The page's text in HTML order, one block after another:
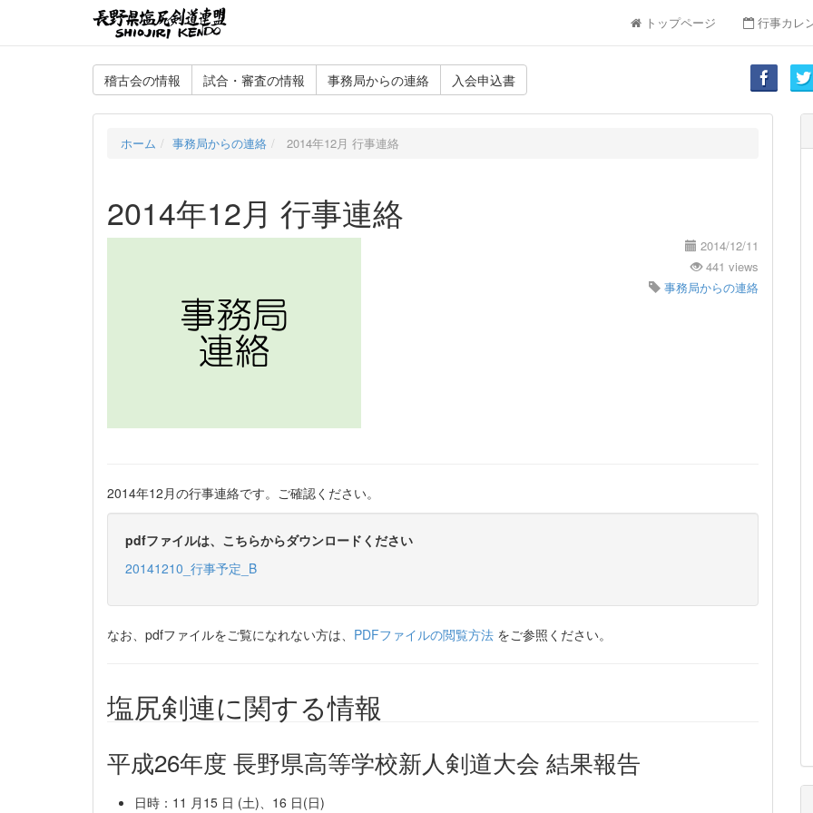
トップページ 行事カレ
稽古会の情報 試合・審査の情報 事務局からの連絡 入会申込書
ホーム 事務局からの連絡 2014年12月 行事連絡
2014年12月 行事連絡
2014/12/11
441 views
事務局からの連絡
2014年12月の行事連絡です。ご確認ください。
pdfファイルは、こちらからダウンロードください
20141210_行事予定_B
なお、pdfファイルをご覧になれない方は、 PDFファイルの閲覧方法 をご参照ください。
塩尻剣連に関する情報
平成26年度 長野県高等学校新人剣道大会 結果報告
日時：11 月15 日 (土)、16 日(日)